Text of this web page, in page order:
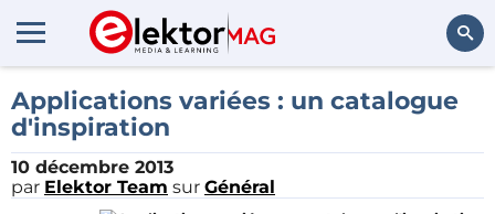
Rechercher
Applications variées : un catalogue
d'inspiration
10 décembre 2013
par Elektor Team sur Général